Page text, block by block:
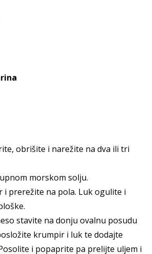
obrišite i narežite na dva ili tri
morskom solju.
i prerežite na pola. Luk ogulite i
ploške.
stavite na donju ovalnu posudu
krumpir i luk te dodajte
i popaprite pa prelijte uljem i